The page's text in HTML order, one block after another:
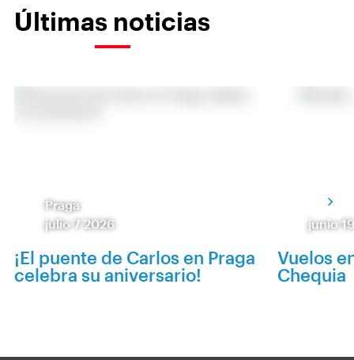
Últimas noticias
Praga
julio 7 2026
¡El puente de Carlos en Praga
celebra su aniversario!
junio
Vuelos
Chequia